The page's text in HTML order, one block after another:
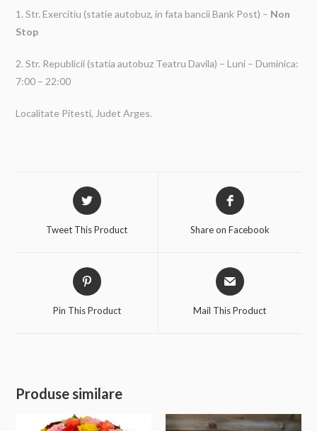
1. Str. Exercitiu (statie autobuz, in fata bancii Bank Post) – Non
Stop
2. Str. Republicii (statia autobuz Teatru Davila) – Luni – Duminica:
7:00 – 22:00
Localitate Pitesti, Judet Arges.
Tweet This Product Share on Facebook
Pin This Product Mail This Product
Produse similare